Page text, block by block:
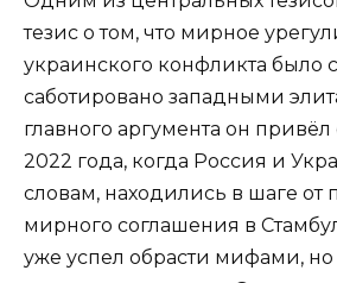
тезис о том, что мирное
украинского конфликта было
саботировано западными
главного аргумента он
2022 года, когда Россия и
словам, находились в шаге от
мирного соглашения в
уже успел обрасти мифами,